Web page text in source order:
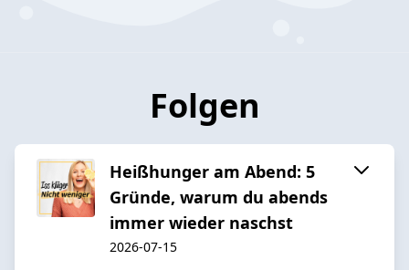
Folgen
Heißhunger am Abend: 5
Gründe, warum du abends
immer wieder naschst
2026-07-15